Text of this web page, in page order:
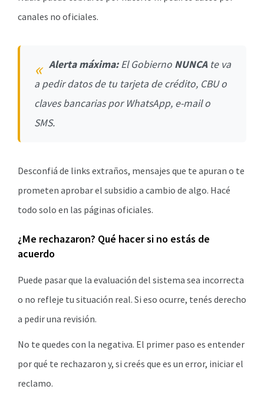
canales no oficiales.
Alerta máxima:El Gobierno NUNCAte va
a pedir datos de tu tarjeta de crédito, CBU o
claves bancarias por WhatsApp, e-mail o
SMS.
Desconfiá de links extraños, mensajes que te apuran o te
prometen aprobar el subsidio a cambio de algo. Hacé
todo solo en las páginas oficiales.
¿Me rechazaron? Qué hacer si no estás de
acuerdo
Puede pasar que la evaluación del sistema sea incorrecta
o no refleje tu situación real. Si eso ocurre, tenés derecho
a pedir una revisión.
No te quedes con la negativa. El primer paso es entender
por qué te rechazaron y, si creés que es un error, iniciar el
reclamo.